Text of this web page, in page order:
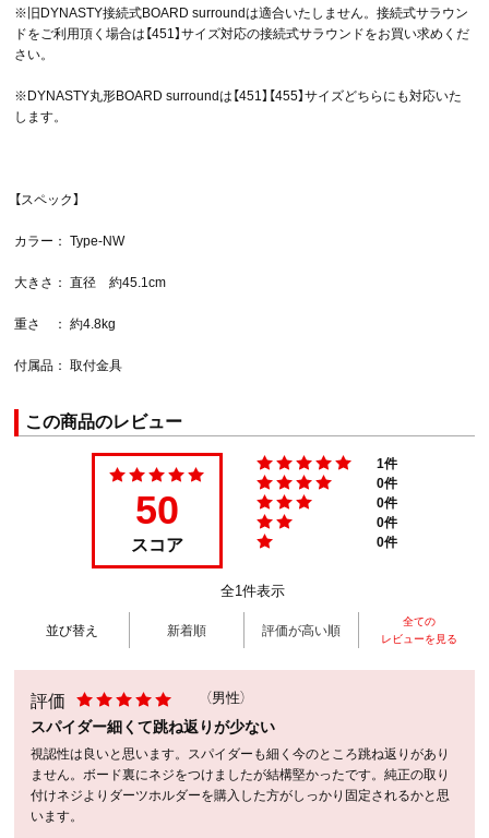
※旧DYNASTY接続式BOARD surroundは適合いたしません。接続式サラウン
ドをご利用頂く場合は【451】サイズ対応の接続式サラウンドをお買い求めくだ
さい。
※DYNASTY丸形BOARD surroundは【451】【455】サイズどちらにも対応いた
します。
【スペック】
カラー： Type-NW
大きさ： 直径 約45.1cm
重さ ： 約4.8kg
付属品： 取付金具
この商品のレビュー
50
スコア
1件
0件
0件
0件
0件
全1件表示
並び替え 新着順 評価が高い順
全ての
レビューを見る
評価 （男性）
スパイダー細くて跳ね返りが少ない
視認性は良いと思います。スパイダーも細く今のところ跳ね返りがあり
ません。ボード裏にネジをつけましたが結構堅かったです。純正の取り
付けネジよりダーツホルダーを購入した方がしっかり固定されるかと思
います。